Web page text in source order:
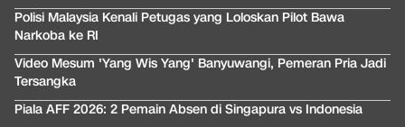
Polisi Malaysia Kenali Petugas yang Loloskan Pilot Bawa
Narkoba ke RI
Video Mesum 'Yang Wis Yang' Banyuwangi, Pemeran Pria Jadi
Tersangka
Piala AFF 2026: 2 Pemain Absen di Singapura vs Indonesia